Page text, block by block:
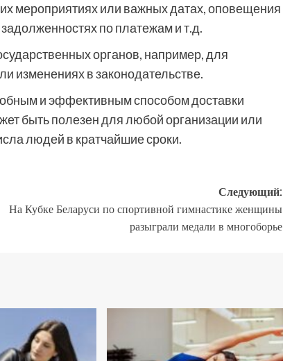
мероприятиях или важных датах, оповещения
по платежам и т.д.
органов, например, для
изменениях в законодательстве.
и эффективным способом доставки
быть полезен для любой организации или
людей в кратчайшие сроки.
Следующий:
На Кубке Беларуси по спортивной гимнастике женщины
разыграли медали в многоборье